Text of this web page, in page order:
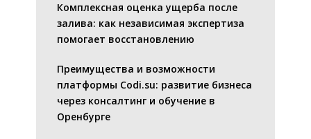
Комплексная оценка ущерба после
залива: как независимая экспертиза
помогает восстановлению
Преимущества и возможности
платформы Codi.su: развитие бизнеса
через консалтинг и обучение в
Оренбурге